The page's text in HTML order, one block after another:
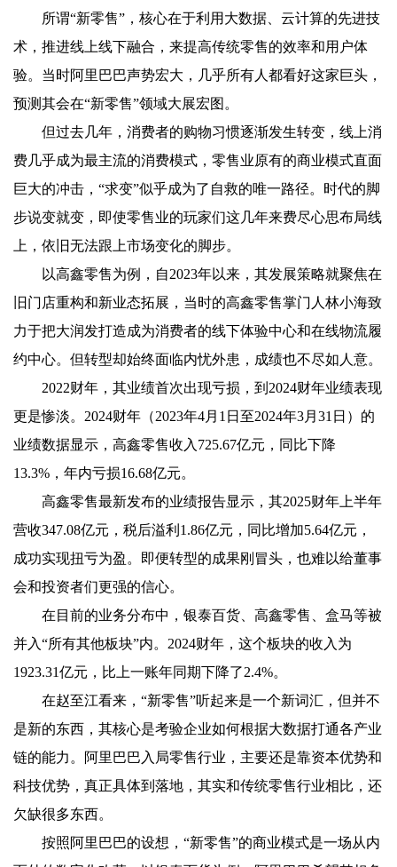
所谓“新零售”，核心在于利用大数据、云计算的先进技
术，推进线上线下融合，来提高传统零售的效率和用户体
验。当时阿里巴巴声势宏大，几乎所有人都看好这家巨头，
预测其会在“新零售”领域大展宏图。
但过去几年，消费者的购物习惯逐渐发生转变，线上消
费几乎成为最主流的消费模式，零售业原有的商业模式直面
巨大的冲击，“求变”似乎成为了自救的唯一路径。时代的脚
步说变就变，即使零售业的玩家们这几年来费尽心思布局线
上，依旧无法跟上市场变化的脚步。
以高鑫零售为例，自2023年以来，其发展策略就聚焦在
旧门店重构和新业态拓展，当时的高鑫零售掌门人林小海致
力于把大润发打造成为消费者的线下体验中心和在线物流履
约中心。但转型却始终面临内忧外患，成绩也不尽如人意。
2022财年，其业绩首次出现亏损，到2024财年业绩表现
更是惨淡。2024财年（2023年4月1日至2024年3月31日）的
业绩数据显示，高鑫零售收入725.67亿元，同比下降
13.3%，年内亏损16.68亿元。
高鑫零售最新发布的业绩报告显示，其2025财年上半年
营收347.08亿元，税后溢利1.86亿元，同比增加5.64亿元，
成功实现扭亏为盈。即便转型的成果刚冒头，也难以给董事
会和投资者们更强的信心。
在目前的业务分布中，银泰百货、高鑫零售、盒马等被
并入“所有其他板块”内。2024财年，这个板块的收入为
1923.31亿元，比上一账年同期下降了2.4%。
在赵至江看来，“新零售”听起来是一个新词汇，但并不
是新的东西，其核心是考验企业如何根据大数据打通各产业
链的能力。阿里巴巴入局零售行业，主要还是靠资本优势和
科技优势，真正具体到落地，其实和传统零售行业相比，还
欠缺很多东西。
按照阿里巴巴的设想，“新零售”的商业模式是一场从内